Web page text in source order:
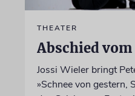
THEATER
Abschied
Jossi Wieler bringt
»Schnee von gestern,